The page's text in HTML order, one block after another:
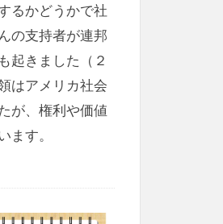
るかどうかで社
の支持者が連邦
起きました（２
はアメリカ社会
が、権利や価値
ます。